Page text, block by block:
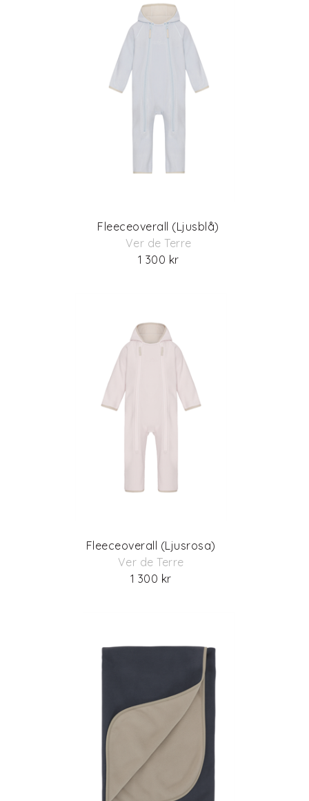
Fleeceoverall (Ljusblå)
Ver de Terre
1 300 kr
Fleeceoverall (Ljusrosa)
Ver de Terre
1 300 kr